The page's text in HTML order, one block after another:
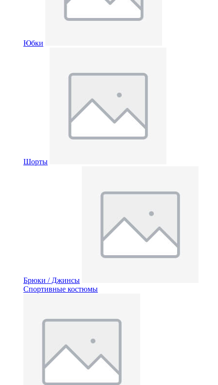
Юбки
Шорты
Брюки / Джинсы
Спортивные костюмы